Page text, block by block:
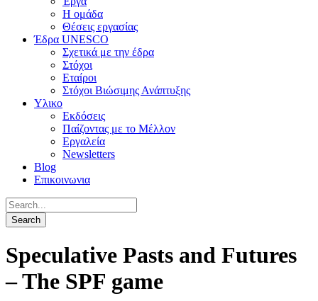
Η ομάδα
Θέσεις εργασίας
Έδρα UNESCO
Σχετικά με την έδρα
Στόχοι
Εταίροι
Στόχοι Βιώσιμης Ανάπτυξης
Υλικο
Εκδόσεις
Παίζοντας με το Μέλλον
Εργαλεία
Newsletters
Blog
Επικοινωνια
Speculative Pasts and Futures
– The SPF game